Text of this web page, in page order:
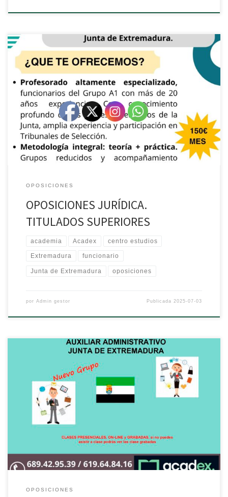
OPOSICIONES
OPOSICIONES JURÍDICA.
TITULADOS SUPERIORES
academia Acadex centro estudios
Extremadura funcionario
Junta de Extremadura oposiciones
por Admin gestor Publicada 2025-07-03
OPOSICIONES